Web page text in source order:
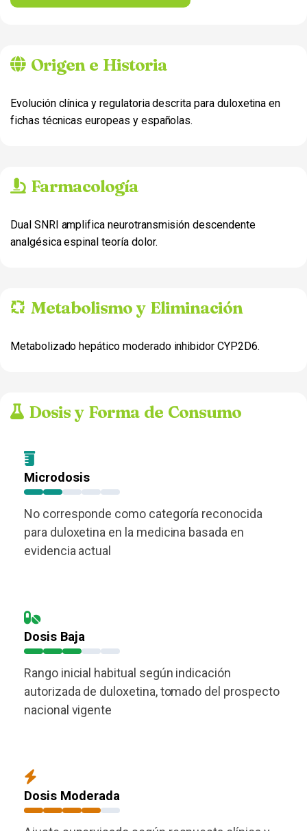
Origen e Historia
Evolución clínica y regulatoria descrita para duloxetina en
fichas técnicas europeas y españolas.
Farmacología
Dual SNRI amplifica neurotransmisión descendente
analgésica espinal teoría dolor.
Metabolismo y Eliminación
Metabolizado hepático moderado inhibidor CYP2D6.
Dosis y Forma de Consumo
Microdosis
No corresponde como categoría reconocida
para duloxetina en la medicina basada en
evidencia actual
Dosis Baja
Rango inicial habitual según indicación
autorizada de duloxetina, tomado del prospecto
nacional vigente
Dosis Moderada